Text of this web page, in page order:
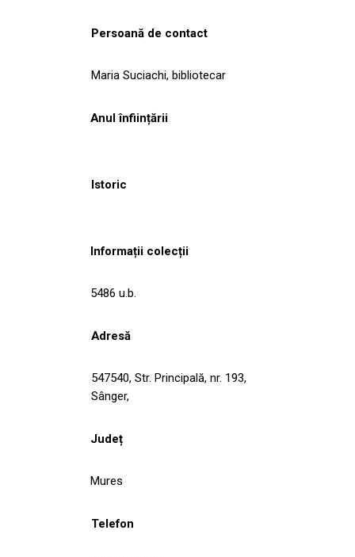
Persoană de contact
Maria Suciachi, bibliotecar
Anul înființării
Istoric
Informații colecții
5486 u.b.
Adresă
547540, Str. Principală, nr. 193,
Sânger,
Județ
Mures
Telefon